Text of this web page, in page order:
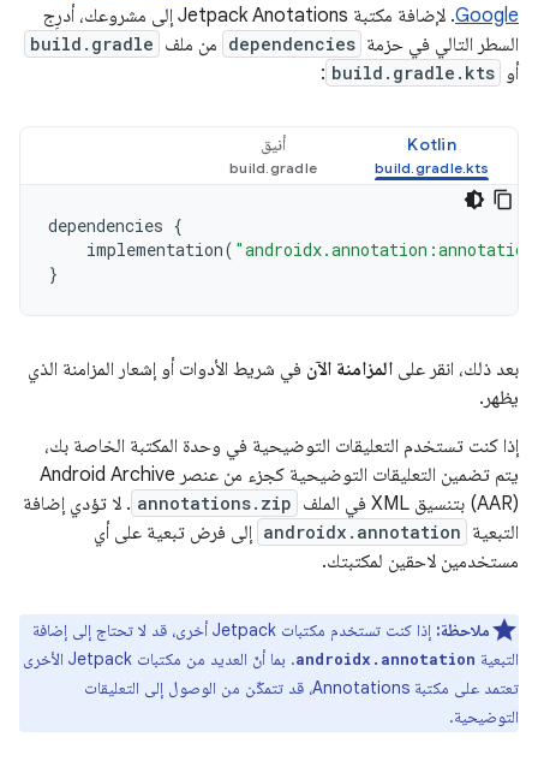
Google
. لإضافة مكتبة Jetpack Anotations إلى مشروعك، أدرِج
السطر التالي في حزمة dependencies من ملف build.gradle
أو build.gradle.kts
:
Kotlin أنيق
dependencies {
implementation(
}
بعد ذلك، انقر على المزامنة الآن في شريط الأدوات أو إشعار المزامنة الذي
يظهر.
إذا كنت تستخدم التعليقات التوضيحية في وحدة المكتبة الخاصة بك،
يتم تضمين التعليقات التوضيحية كجزء من عنصر Android Archive
(AAR) بتنسيق XML في الملف
annotations.zip . لا تؤدي إضافة
التبعية androidx.annotation إلى فرض تبعية على أي
مستخدمين لاحقين لمكتبتك.
ملاحظة:
إذا كنت تستخدم مكتبات Jetpack أخرى، قد لا تحتاج إلى إضافة
التبعية androidx.annotation
. بما أنّ العديد من مكتبات Jetpack الأخرى
تعتمد على مكتبة Annotations، قد تتمكّن من الوصول إلى التعليقات
التوضيحية.